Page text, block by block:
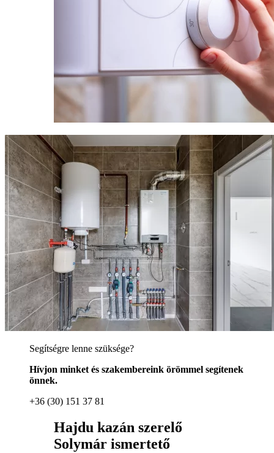
Segítségre lenne szüksége?
Hívjon minket és szakembereink örömmel segítenek
önnek.
+36 (30) 151 37 81
Hajdu kazán szerelő
Solymár ismertető